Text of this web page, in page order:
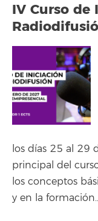
IV Curso de
los días 25 al 29
principal del
los conceptos
y en la